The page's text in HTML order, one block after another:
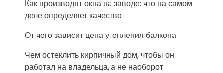
Как производят окна на заводе: что на самом
деле определяет качество
От чего зависит цена утепления балкона
Чем остеклить кирпичный дом, чтобы он
работал на владельца, а не наоборот